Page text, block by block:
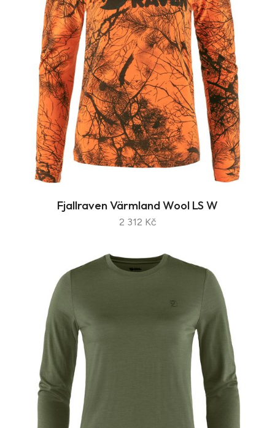
Fjallraven Värmland Wool LS W
2 312 Kč